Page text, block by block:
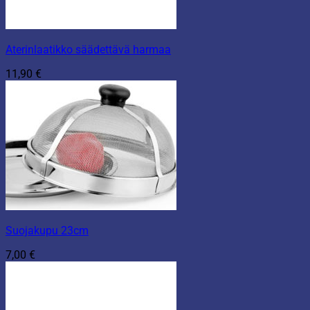
Aterinlaatikko säädettävä harmaa
11,90 €
Suojakupu 23cm
7,00 €